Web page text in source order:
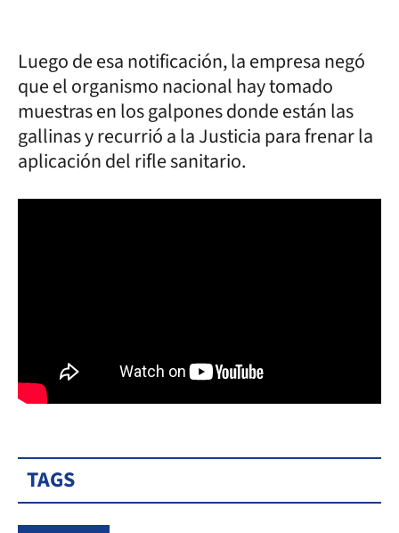
Luego de esa notificación, la empresa negó
que el organismo nacional hay tomado
muestras en los galpones donde están las
gallinas y recurrió a la Justicia para frenar la
aplicación del rifle sanitario.
TAGS